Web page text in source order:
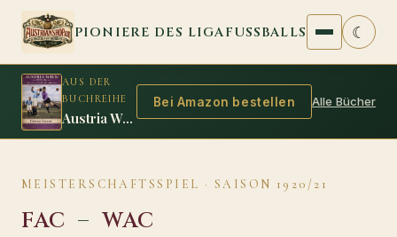
Zum Inhalt springen
PIONIERE DES LIGAFUSSBALLS ☾
AUS DER
BUCHREIHE
Austria Wien 1925/26: Das zweite Double der Amateure
Bei Amazon bestellen Alle Bücher
MEISTERSCHAFTSSPIEL · SAISON 1920/21
FAC –WAC